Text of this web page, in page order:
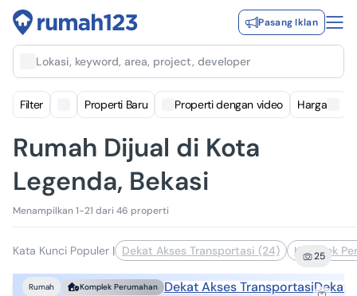
Pasang Iklan
Lokasi, keyword, area, project, developer
Filter Properti Baru Properti dengan video Harga
Rumah Dijual di Kota
Legenda, Bekasi
Menampilkan 1-21 dari 46 properti
Kata Kunci Populer | Dekat Akses Transportasi (24) Komplek
25
Rumah Komplek Perumahan Dekat Akses TransportasiDekat